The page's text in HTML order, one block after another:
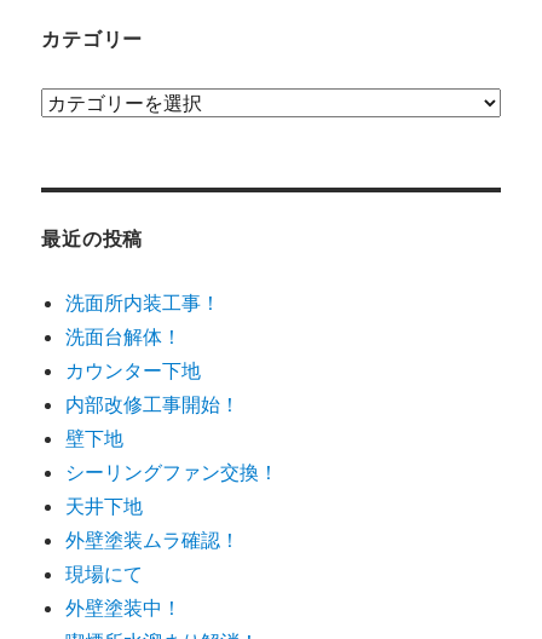
カテゴリー
カ
ー
最近の投稿
洗面所内装工事！
洗面台解体！
カウンター下地
内部改修工事開始！
壁下地
シーリングファン交換！
天井下地
外壁塗装ムラ確認！
現場にて
外壁塗装中！